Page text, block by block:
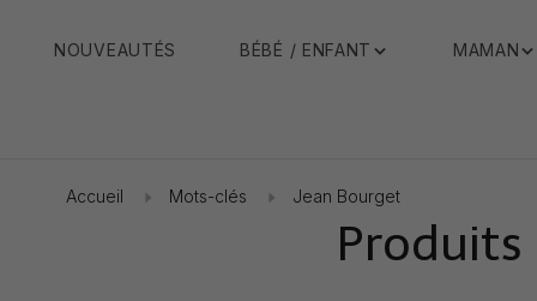
NOUVEAUTÉS BÉBÉ / ENFANT MAMAN
Accueil Mots-clés Jean Bourget
Produits